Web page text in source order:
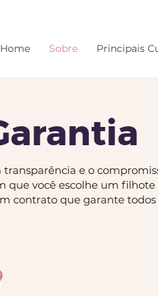
Home Sobre Principais
e o
que você escolhe um
contrato que garante todos